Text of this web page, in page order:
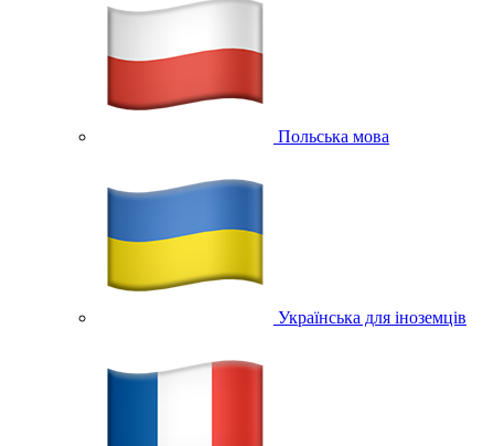
Польська мова
Українська для іноземців